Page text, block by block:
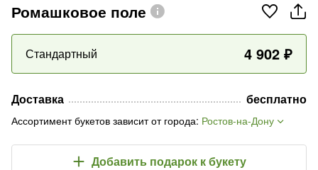
Ромашковое поле
Стандартный 4 902 ₽
Доставка бесплатно
Ассортимент букетов зависит от города: Ростов-на-Дону
Добавить подарок к букету